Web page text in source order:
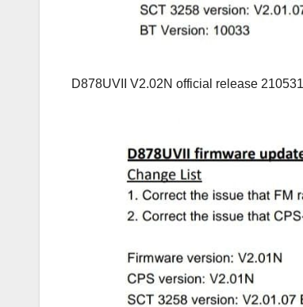
D878UVII V2.02N official release